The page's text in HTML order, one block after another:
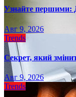
Узнайте першими:
Авг 9, 2026
Trends
Секрет, який
Авг 9, 2026
Trends